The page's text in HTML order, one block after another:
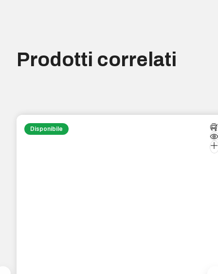
Prodotti correlati
Disponibile